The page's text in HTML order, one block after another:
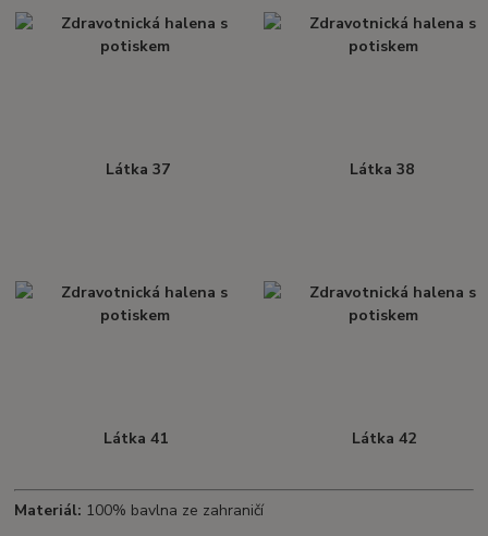
Látka 37 Látka 38
Látka 41 Látka 42
Materiál: 100% bavlna ze zahraničí